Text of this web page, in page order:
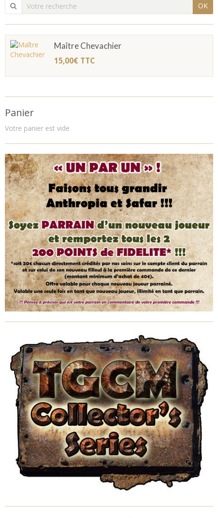
OK
Maître Chevachier
15,00€ TTC
Panier
Votre panier est vide